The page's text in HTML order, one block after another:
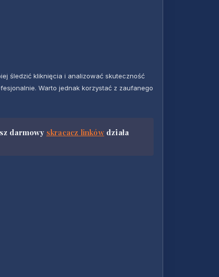
śledzić kliknięcia i analizować skuteczność
Warto jednak korzystać z zaufanego
darmowy skracacz linkówdziała